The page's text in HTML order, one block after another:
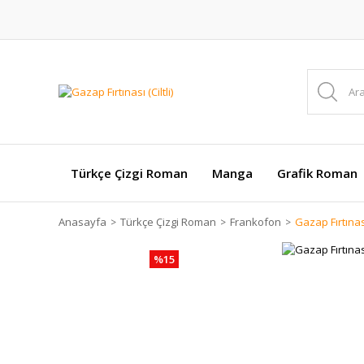
Türkçe Çizgi Roman Manga Grafik Roman
Anasayfa Türkçe Çizgi Roman Frankofon Gazap
%15